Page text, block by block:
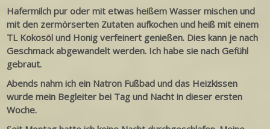
Hafermilch pur oder mit etwas heißem Wasser mischen und
mit den zermörserten Zutaten aufkochen und heiß mit einem
TL Kokosöl und Honig verfeinert genießen. Dies kann je nach
Geschmack abgewandelt werden. Ich habe sie nach Gefühl
gebraut.
Abends nahm ich ein Natron Fußbad und das Heizkissen
wurde mein Begleiter bei Tag und Nacht in dieser ersten
Woche.